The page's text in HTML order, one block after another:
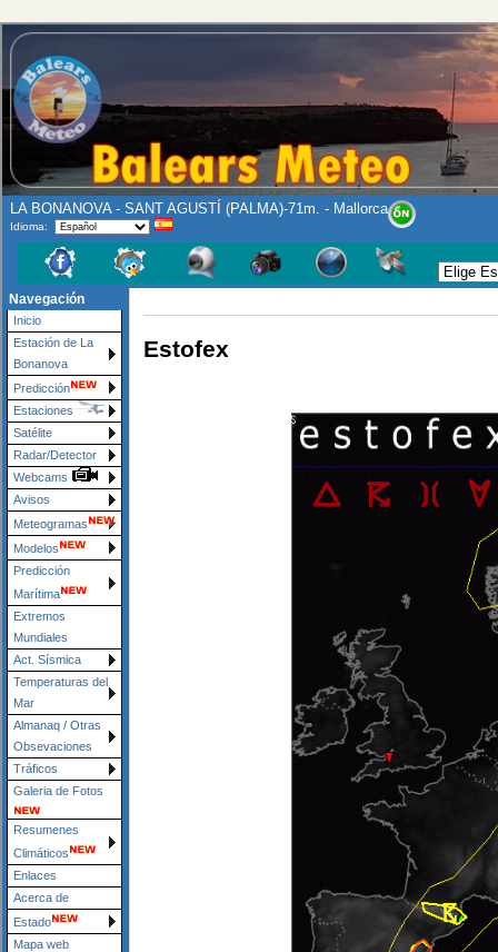
LA BONANOVA - SANT AGUSTÍ (PALMA)-71m. - Mallorca
Idioma:
Navegación
Inicio
Estación de La
Bonanova
Predicción
Estaciones
Satélite
Radar/Detector
Webcams
Avisos
Meteogramas
Modelos
Predicción
Marítima
Extremos
Mundiales
Act. Sísmica
Temperaturas del
Mar
Almanaq / Otras
Obsevaciones
Tráficos
Galeria de Fotos
Resumenes
Climáticos
Enlaces
Acerca de
Estado
Mapa web
Estofex